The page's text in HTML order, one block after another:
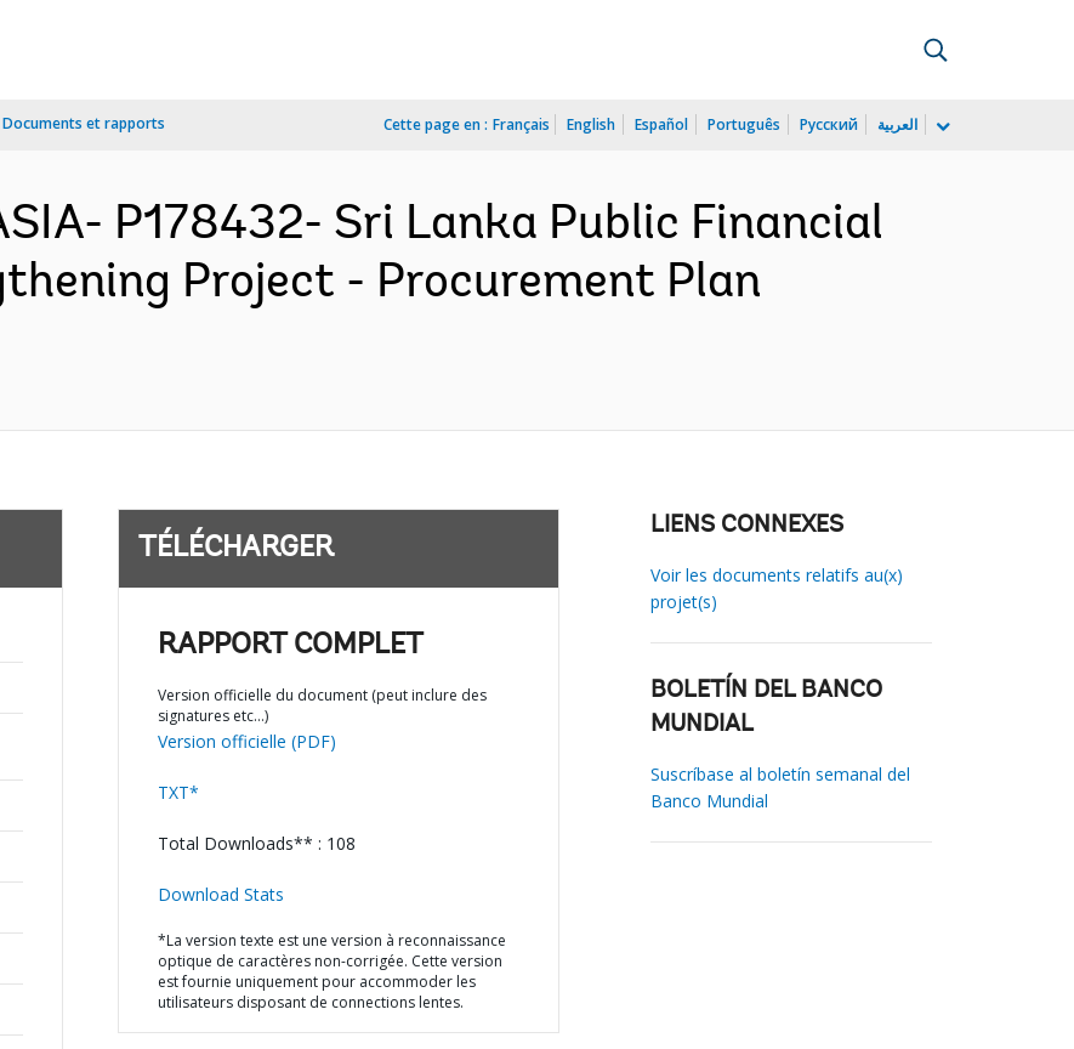
Documents et rapports Cette page en : Français English Español Português Русский العربية
P178432- Sri Lanka Public Financial
Project - Procurement Plan
TÉLÉCHARGER
RAPPORT COMPLET
Version officielle du document (peut inclure des
signatures etc…)
Version officielle (PDF)
TXT*
Total Downloads** : 108
Download Stats
*La version texte est une version à reconnaissance
optique de caractères non-corrigée. Cette version
est fournie uniquement pour accommoder les
utilisateurs disposant de connections lentes.
LIENS CONNEXES
Voir les documents relatifs au(x)
projet(s)
BOLETÍN DEL BANCO
MUNDIAL
Suscríbase al boletín semanal del
Banco Mundial